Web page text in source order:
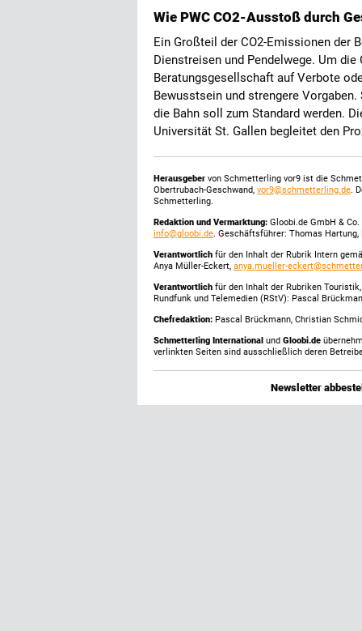
Wie PWC CO2-Ausstoß durch
Ein Großteil der CO2-Emissionen der
Dienstreisen und Pendelwege. Um
Beratungsgesellschaft auf Verbote
Bewusstsein und strengere
die Bahn soll zum Standard werden.
Universität St. Gallen begleitet den
Herausgeber von Schmetterling vor9 ist die
Obertrubach-Geschwand, vor9@schmetterling.de.
Schmetterling.
Redaktion und Vermarktung: Gloobi.de GmbH &
info@gloobi.de. Geschäftsführer: Thomas
Verantwortlich für den Inhalt der Rubrik Intern
Anya Müller-Eckert, anya.mueller-
Verantwortlich für den Inhalt der Rubriken
Rundfunk und Telemedien (RStV): Pascal
Chefredaktion: Pascal Brückmann, Christian
Schmetterling International und Gloobi.de
verlinkten Seiten sind ausschließlich deren
Newsletter